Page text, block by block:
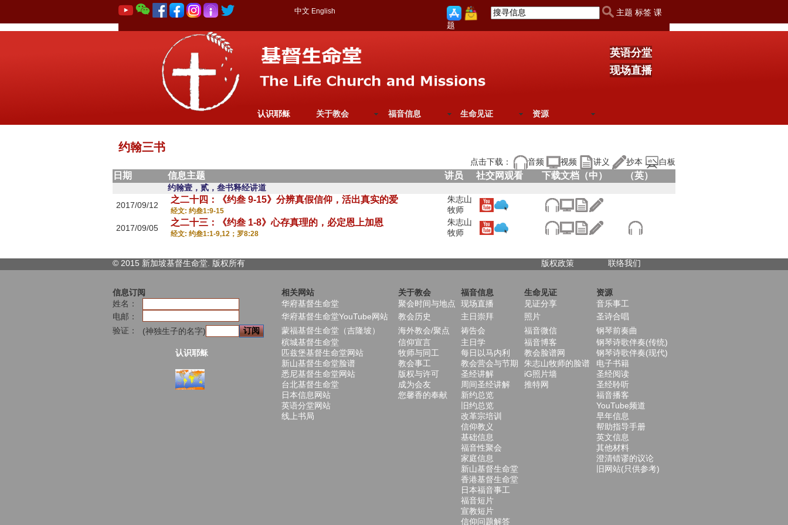
中文 English
主题 标签 课
题
英语分堂
现场直播
认识耶稣 关于教会 福音信息 生命见证 资源
约翰三书
点击下载： 音频 视频 讲义 抄本 白板
日期 信息主题 讲员 社交网观看 下载文档（中） （英）
约翰壹，贰，叁书释经讲道
2017/09/12
之二十四：《约叁 9-15》分辨真假信仰，活出真实的爱
经文: 约叁1:9-15
朱志山
牧师
2017/09/05
之二十三：《约叁 1-8》心存真理的，必定恩上加恩
经文: 约叁1:1-9,12；罗8:28
朱志山
牧师
© 2015 新加坡基督生命堂. 版权所有 版权政策 联络我们
信息订阅 相关网站 关于教会 福音信息 生命见证
资源
姓名：
华府基督生命堂 聚会时间与地点 现场直播 见证分享
音乐事工
电邮：
华府基督生命堂YouTube网站 教会历史 主日崇拜 照片
圣诗合唱
验证：
(神独生子的名字) 蒙福基督生命堂（吉隆坡） 海外教会/聚点 祷告会 福音微信
钢琴前奏曲
槟城基督生命堂
信仰宣言 主日学 福音博客
钢琴诗歌伴奏(传统)
认识耶稣
匹兹堡基督生命堂网站 牧师与同工 每日以马内利 教会脸谱网
钢琴诗歌伴奏(现代)
新山基督生命堂脸谱
教会事工 教会营会与节期 朱志山牧师的脸谱
电子书籍
悉尼基督生命堂网站
版权与许可 圣经讲解 iG照片墙
圣经阅读
台北基督生命堂
成为会友 周间圣经讲解 推特网
圣经聆听
日本信息网站
您馨香的奉献 新约总览
福音播客
英语分堂网站
旧约总览
YouTube频道
线上书局
改革宗培训
早年信息
信仰教义
帮助指导手册
基础信息
英文信息
福音性聚会
其他材料
家庭信息
澄清错谬的议论
新山基督生命堂
旧网站(只供参考)
香港基督生命堂
日本福音事工
福音短片
宣教短片
信仰问题解答